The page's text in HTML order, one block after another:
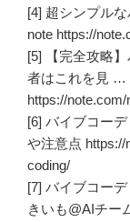
[4] 超シンプル
note https://
[5] 【完全攻略
者はこれを見 …
https://
[6] バイブコー
や注意点 https://
coding/
[7] バイブコー
きいも@AIチー